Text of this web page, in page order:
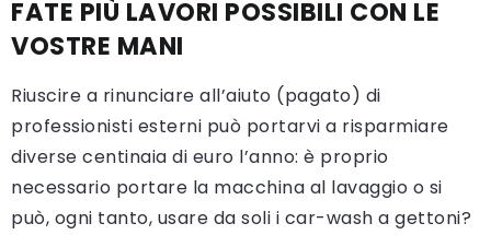
FATE PIÙ LAVORI POSSIBILI CON LE
VOSTRE MANI
Riuscire a rinunciare all’aiuto (pagato) di
professionisti esterni può portarvi a risparmiare
diverse centinaia di euro l’anno: è proprio
necessario portare la macchina al lavaggio o si
può, ogni tanto, usare da soli i car-wash a gettoni?